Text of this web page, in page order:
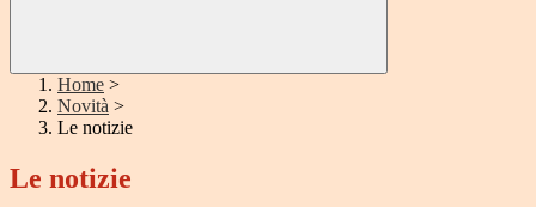
Home >
Novità >
Le notizie
Le notizie